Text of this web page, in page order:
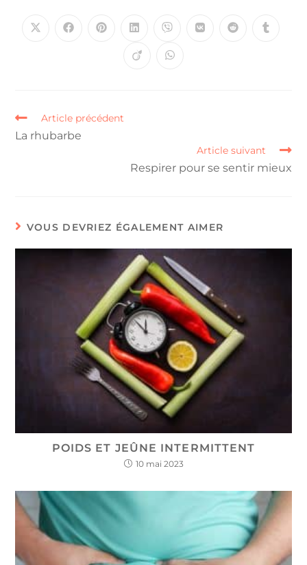
Article précédent
La rhubarbe
Article suivant
Respirer pour se sentir mieux
VOUS DEVRIEZ ÉGALEMENT AIMER
POIDS ET JEÛNE INTERMITTENT
10 mai 2023